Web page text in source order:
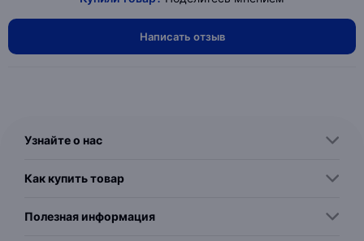
Написать отзыв
Узнайте о нас
Как купить товар
Полезная информация